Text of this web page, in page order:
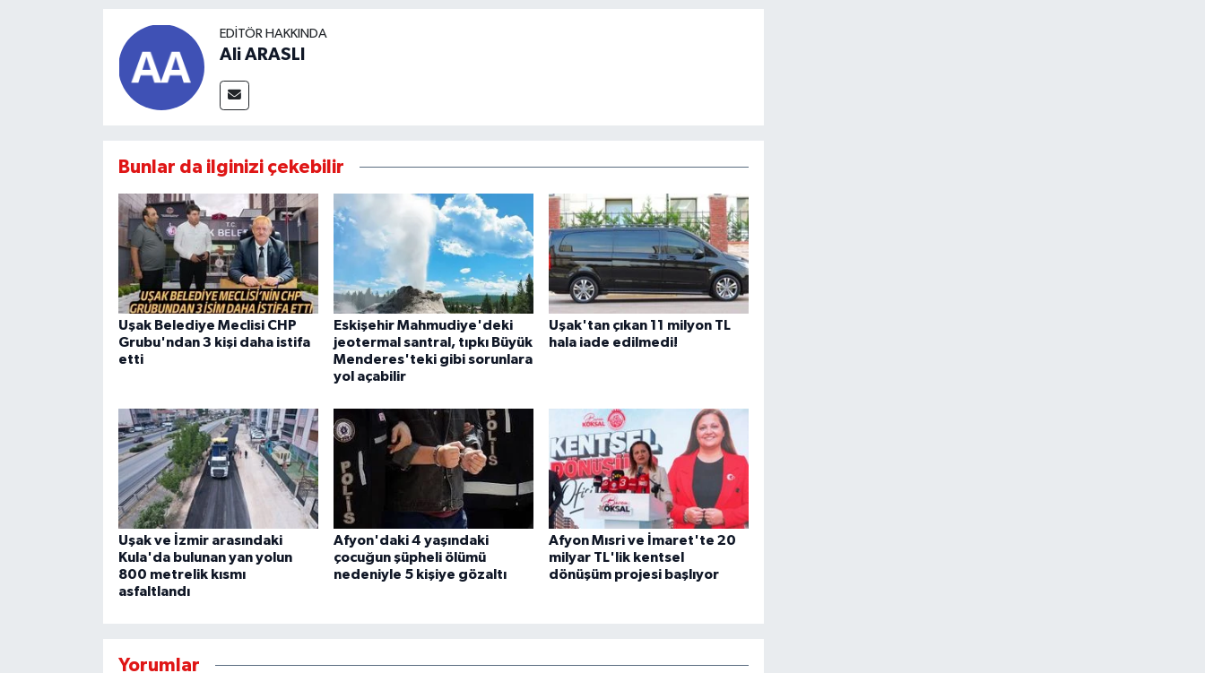
EDITÖR HAKKINDA
Ali ARASLI
Bunlar da ilginizi çekebilir
Uşak Belediye Meclisi CHP
Grubu'ndan 3 kişi daha istifa
etti
Eskişehir Mahmudiye'deki
jeotermal santral, tıpkı Büyük
Menderes'teki gibi sorunlara
yol açabilir
Uşak'tan çıkan 11 milyon TL
hala iade edilmedi!
Uşak ve İzmir arasındaki
Kula'da bulunan yan yolun
800 metrelik kısmı
asfaltlandı
Afyon'daki 4 yaşındaki
çocuğun şüpheli ölümü
nedeniyle 5 kişiye gözaltı
Afyon Mısri ve İmaret'te 20
milyar TL'lik kentsel
dönüşüm projesi başlıyor
Yorumlar